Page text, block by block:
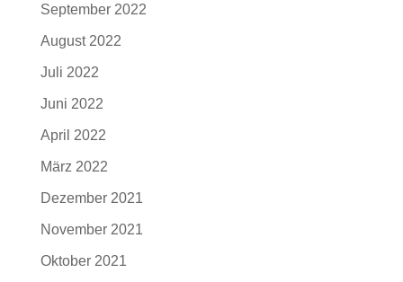
September 2022
August 2022
Juli 2022
Juni 2022
April 2022
März 2022
Dezember 2021
November 2021
Oktober 2021